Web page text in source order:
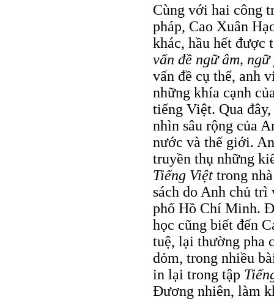
Cùng với hai công
pháp, Cao Xuân
khác, hầu hết
vấn đề ngữ âm,
vấn đề cụ thể, anh
những khía cạnh
tiếng Việt. Qua
nhìn sâu rộng của
nước và thế giới.
truyền thụ những
Tiếng Việt trong
sách do Anh chủ
phố Hồ Chí Minh.
học cũng biết đến
tuệ, lại thường pha
dỏm, trong nhiều
in lại trong tập
Đương nhiên, làm